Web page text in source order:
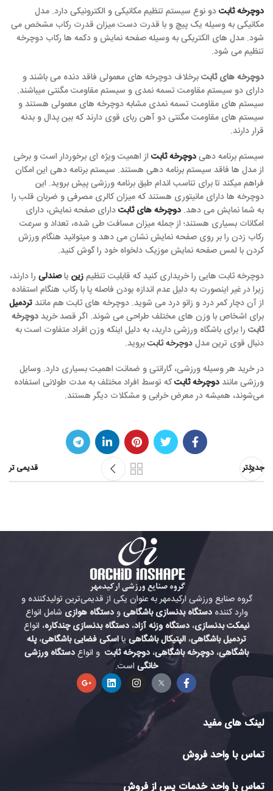
دوچرخه ثابتدو نوع سیستم تنظیم مکانیکی و الکترونیکی دارد. مدل
مکانیکی به وسیله یک پیچ و با قدرت دست میزان قدرت رکاب مشخص می
شود. مدل های الکتریکی به وسیله صفحه نمایش و دکمه ها رکاب دوچرخه
تنظیم می شود.
دوچرخه های ثابتبرخلاف دوچرخه های معمولی فاقد دنده می باشند و
دارای دو سیستم مقاومت تسمه نمدی و سیستم مقاومت مگنتی میباشند.
سیستم های مقاومت تسمه نمدی مشابه دوچرخه های معمولی هستند و
سیستم های مقاومت مگنتی دو آهن ربای قوی دارند که بین پدال و بدنه
قرار دارند.
سیستم برنامه دهیدوچرخه ثابت از اهمیت ویژه ای برخوردار است و برخی
از مدل ها فاقد سیستم برنامه دهی هستند. سیستم برنامه دهی این امکان
فراهم میکند تا برای تناسب اندام طبق برنامه ورزشی پیش بروید. این
دوچرخه ها دارای مانیتوری هستند که میزان کالری مصرفی و ضربان قلب را
به شما نمایش می دهد. دوچرخه های ثابتدارای صفحه نمایش، دارای
امکانات بسیاری هستند؛ از جمله میزان مسافت طی شده، تعداد و سرعت
رکاب زدن را بر روی صفحه نمایش نشان می دهد و میتوانید هنگام ورزش
کردن با لمس صفحه نمایش موزیک دلخواه خود را گوش کنید.
دوچرخه ثابت هایی را خریداری کنید که قابلیت تنظیمزین یاصندلی را دارند،
زیرا در غیر اینصورت به دلیل عدم اندازه بودن فاصله پا با رکاب هنگام استفاده
از آن دچار کمر درد و زانو درد می شوید. دوچرخه های ثابت هم مانندتردمیل
برای اشخاص با وزن های مختلف طراحی می شوند. اگر قصد خریددوچرخه
ثابت را برای باشگاه ورزشی دارید، به دلیل اینکه وزن افراد متفاوت است به
دنبال قوی ترین مدلدوچرخه ثابتبروید.
در خرید هر وسیله ورزشی، گارانتی و ضمانت اهمیت بسیاری دارد. وسایل
ورزشی ماننددوچرخه ثابتکه توسط افراد مختلف به مدت طولانی استفاده
می‌شوند، همیشه در معرض خرابی و مشکلات دیگر هستند.
جدیدتر قدیمی تر
گروه صنایع ورزشی ارکیدمهر به عنوان یکی از قدیمی‌ترین تولیدکننده و
وارد کنندهدستگاه بدنسازی باشگاهیودستگاه هوازی شامل انواع
نیمکت بدنسازی، دستگاه وزنه آزاد، دستگاه بدنسازی چندکاره، انواع
تردمیل باشگاهی، الپتیکال باشگاهی یااسکی فضایی باشگاهی،پله
باشگاهی، دوچرخه باشگاهی، دوچرخه ثابت و انواعدستگاه ورزشی
خانگیاست.
لینک های مفید
تماس با واحد فروش
تماس با واحد خدمات پس از فروش